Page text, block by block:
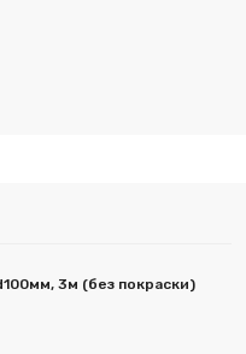
3м (без покраски)